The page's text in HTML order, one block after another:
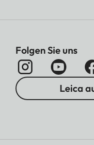
Folgen Sie uns
Leica